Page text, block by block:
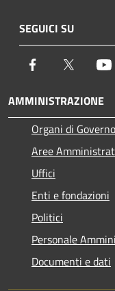
SEGUICI SU
Facebook Twitter
AMMINISTRAZIONE
Organi di Governo
Aree
Uffici
Enti e fondazioni
Politici
Personale
Documenti e dati